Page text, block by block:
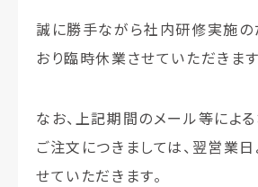
誠に勝手ながら社内研修実施の
おり臨時休業させていただきます
なお、上記期間のメール等によ
ご注文につきましては、翌営業
せていただきます。